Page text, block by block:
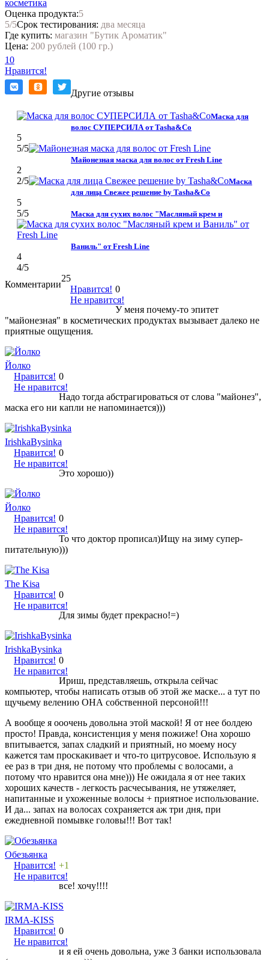
косметика
Оценка продукта:5
5/5Срок тестирования: два месяца
Где купить: магазин "Бутик Ароматик"
Цена: 200 рублей (100 гр.)
10
Нравится!
Другие отзывы
Маска для
волос СУПЕРСИЛА от Tasha&Co
5
5/5
Майонезная маска для волос от Fresh Line
2
2/5
Маска
для лица Свежее решение by Tasha&Co
5
5/5 Маска для сухих волос "Масляный крем и
Ваниль" от Fresh Line
4
4/5
Комментарии
25
Нравится!
Не нравится!
0
У меня почему-то эпитет
"майонезная" в косметических продуктах вызывает далеко не
приятные ощущения.
Йолко
Нравится!
Не нравится!
0
Надо тогда абстрагироваться от слова "майонез",
маска его ни капли не напоминается)))
IrishkaBysinka
Нравится!
Не нравится!
0
Это хорошо))
Йолко
Нравится!
Не нравится!
0
То что доктор прописал)Ищу на зиму супер-
питательную)))
The Kisa
Нравится!
Не нравится!
0
Для зимы будет прекрасно!=)
IrishkaBysinka
Нравится!
Не нравится!
0
Ириш, представляешь, открыла сейчас
компьютер, чтобы написать отзыв об этой же маске... а тут по
щучьему велению ОНА собственной персоной!!!
А вообще я ооочень довольна этой маской! Я от нее болдею
просто! Правда, консистенция у меня пожиже! Она хорошо
впитывается, запах сладкий и приятный, но моему носу
кажется там проскакивает и что-то цитрусовое. Использую я
ее раз в три дня, не потому что проблемы с волосами, а
потому что нравится она мне))) Не ожидала я от нее таких
хороших качеств - легкость расчесывания, не утяжеляет,
напитанные и ухоженные волосы + приятное использование.
И да... запах на волосах сохраняется аж три дня, при
ежедневной помывке головы!!! Вот так!
Обезьянка
Нравится!
Не нравится!
+1
все! хочу!!!!
IRMA-KISS
Нравится!
Не нравится!
0
и я ей очень довольна, уже 3 банки использовала